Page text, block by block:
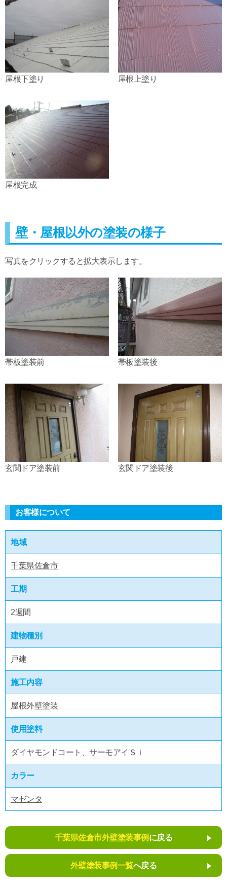
屋根下塗り 屋根上塗り
屋根完成
壁・屋根以外の塗装の様子
写真をクリックすると拡大表示します。
帯板塗装前 帯板塗装後
玄関ドア塗装前 玄関ドア塗装後
お客様について
地域
千葉県佐倉市
工期
2週間
建物種別
戸建
施工内容
屋根外壁塗装
使用塗料
ダイヤモンドコート、サーモアイＳｉ
カラー
マゼンタ
千葉県佐倉市外壁塗装事例 に戻る
外壁塗装事例一覧へ戻る